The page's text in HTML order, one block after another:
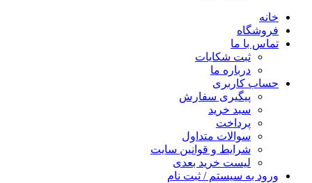
خانه
فروشگاه
تماس با ما
ثبت شکایات
درباره ما
حساب کاربری
پیگیری سفارش
سبد خرید
پرداخت
سوالات متداول
شرایط و قوانین سایت
لیست خرید بعدی
ورود به سیستم / ثبت نام